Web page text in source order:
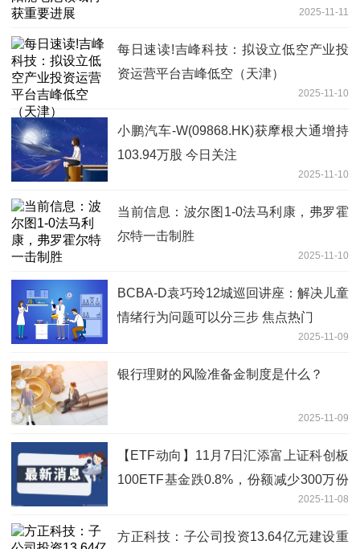
2025-11-11
每日速读!吉峰科技：拟设立低空产业投
资运营平台吉峰低空（天津）
2025-11-10
小鹏汽车-W(09868.HK)获摩根大通增持
103.94万股 今日关注
2025-11-10
当前信息：波尔图1-0法马利康，弗罗霍
尔特一击制胜
2025-11-10
BCBA-D袁巧玲12城巡回讲座：解决儿童
情绪行为问题可以分三步 焦点热门
2025-11-09
银行理财的风险准备金制度是什么？
2025-11-09
【ETF动向】11月7日汇添富上证科创板
100ETF基金跌0.8%，份额减少300万份
2025-11-08
方正科技：子公司投资13.64亿元建设重